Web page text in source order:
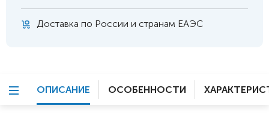
Доставка по России и странам ЕАЭС
ОПИСАНИЕ ОСОБЕННОСТИ